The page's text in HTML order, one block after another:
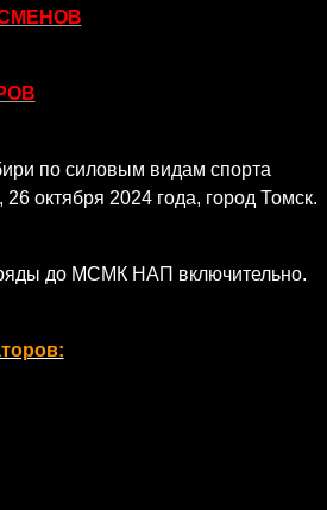
по силовым видам спорта
октября 2024 года, город Томск.
до МСМК НАП включительно.